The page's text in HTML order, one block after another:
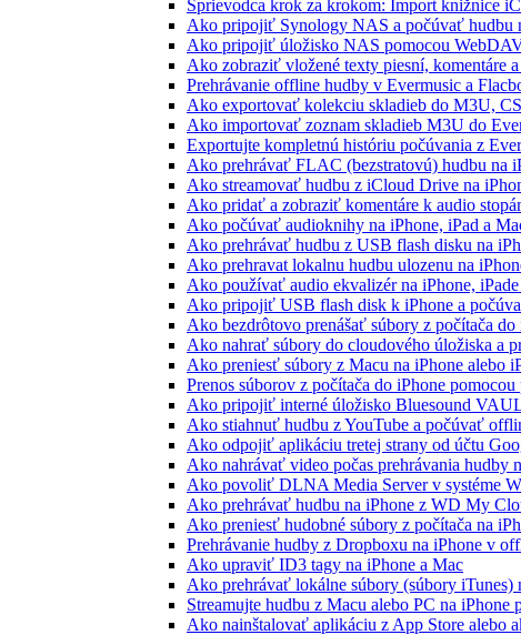
Sprievodca krok za krokom: Import knižnice
Ako pripojiť Synology NAS a počúvať hudbu
Ako pripojiť úložisko NAS pomocou
Ako zobraziť vložené texty piesní, komentáre
Prehrávanie offline hudby v Evermusic a
Ako exportovať kolekciu skladieb do M3U,
Ako importovať zoznam skladieb M3U do
Exportujte kompletnú históriu počúvania z
Ako prehrávať FLAC (bezstratovú) hudbu na
Ako streamovať hudbu z iCloud Drive na
Ako pridať a zobraziť komentáre k audio
Ako počúvať audioknihy na iPhone, iPad a
Ako prehrávať hudbu z USB flash disku na
Ako prehravat lokalnu hudbu ulozenu na
Ako používať audio ekvalizér na iPhone,
Ako pripojiť USB flash disk k iPhone a
Ako bezdrôtovo prenášať súbory z počítača
Ako nahrať súbory do cloudového úložiska a
Ako preniesť súbory z Macu na iPhone alebo
Prenos súborov z počítača do iPhone
Ako pripojiť interné úložisko Bluesound
Ako stiahnuť hudbu z YouTube a počúvať
Ako odpojiť aplikáciu tretej strany od účtu
Ako nahrávať video počas prehrávania hudby
Ako povoliť DLNA Media Server v systéme
Ako prehrávať hudbu na iPhone z WD My
Ako preniesť hudobné súbory z počítača na
Prehrávanie hudby z Dropboxu na iPhone v
Ako upraviť ID3 tagy na iPhone a Mac
Ako prehrávať lokálne súbory (súbory iTunes)
Streamujte hudbu z Macu alebo PC na iPhone
Ako nainštalovať aplikáciu z App Store alebo